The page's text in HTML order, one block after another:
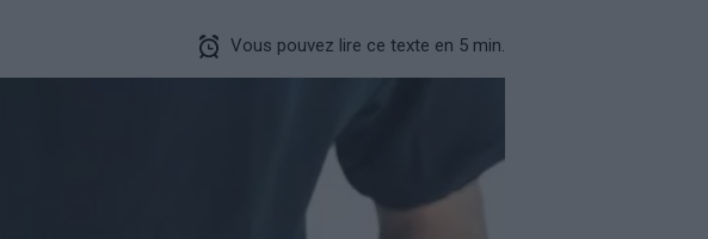
Vous pouvez lire ce texte en 5 min.